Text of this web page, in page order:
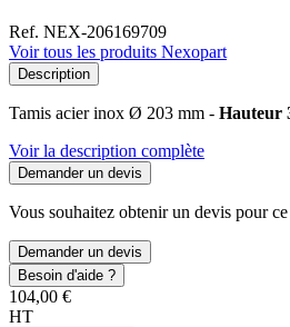
Ref. NEX-206169709
Voir tous les produits Nexopart
Description
Tamis acier inox Ø 203 mm - Hauteur
Voir la description complète
Demander un devis
Vous souhaitez obtenir un devis pour
Demander un devis
Besoin d'aide ?
104,00 €
HT